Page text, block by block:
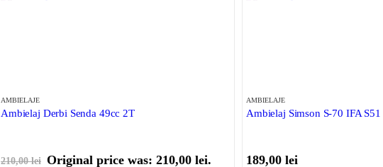
AMBIELAJE
Ambielaj Derbi Senda 49cc 2T
210,00lei Original price was: 210,00 lei.
AMBIELAJE
Ambielaj Simson S-70 IFA S51
189,00 lei